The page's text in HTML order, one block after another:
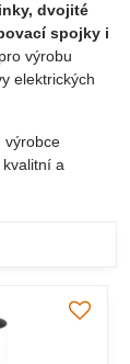
dvojité
spojky i
výrobu
elektrických
výrobce
a